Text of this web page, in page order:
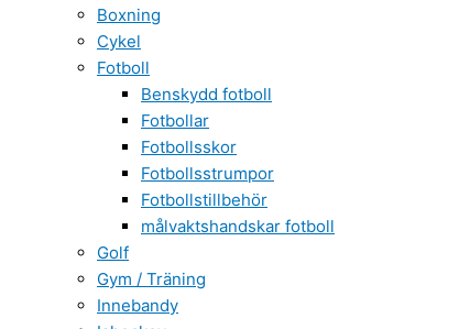
Boxning
Cykel
Fotboll
Benskydd fotboll
Fotbollar
Fotbollsskor
Fotbollsstrumpor
Fotbollstillbehör
målvaktshandskar fotboll
Golf
Gym / Träning
Innebandy